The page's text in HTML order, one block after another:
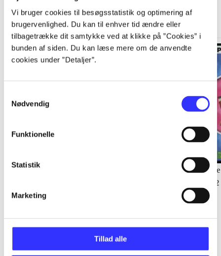
Vi bruger cookies til besøgsstatistik og optimering af
brugervenlighed. Du kan til enhver tid ændre eller
tilbagetrække dit samtykke ved at klikke på ”Cookies” i
bunden af siden. Du kan læse mere om de anvendte
cookies under ”Detaljer”.
Nødvendig
Funktionelle
Statistik
Marketing
Tillad alle
Gå til serien
Del 1 -Jeg elsker heste! -
Jeg elsker dyr! -
Games 4 kids